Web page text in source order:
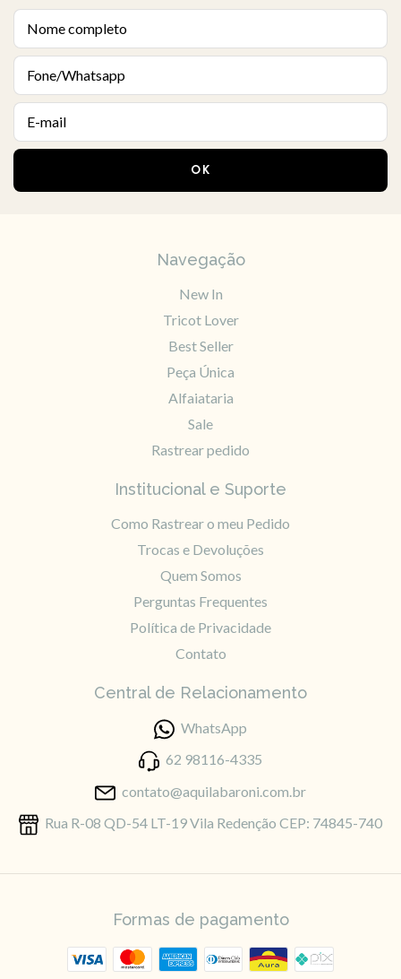
Navegação
New In
Tricot Lover
Best Seller
Peça Única
Alfaiataria
Sale
Rastrear pedido
Institucional e Suporte
Como Rastrear o meu Pedido
Trocas e Devoluções
Quem Somos
Perguntas Frequentes
Política de Privacidade
Contato
Central de Relacionamento
WhatsApp
62 98116-4335
contato@aquilabaroni.com.br
Rua R-08 QD-54 LT-19 Vila Redenção CEP: 74845-740
Formas de pagamento